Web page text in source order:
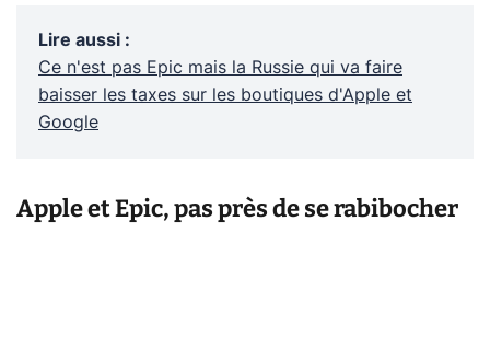
Lire aussi :
Ce n'est pas Epic mais la Russie qui va faire
baisser les taxes sur les boutiques d'Apple et
Google
Apple et Epic, pas près de se rabibocher